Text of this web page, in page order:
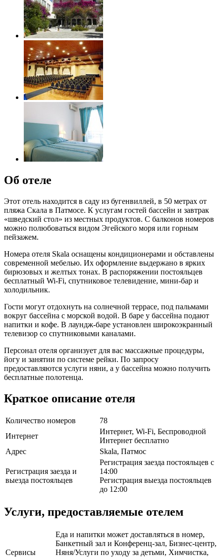
Об отеле
Этот отель находится в саду из бугенвиллей, в 50 метрах от
пляжа Скала в Патмосе. К услугам гостей бассейн и завтрак
«шведский стол» из местных продуктов. С балконов номеров
можно полюбоваться видом Эгейского моря или горным
пейзажем.
Номера отеля Skala оснащены кондиционерами и обставлены
современной мебелью. Их оформление выдержано в ярких
бирюзовых и желтых тонах. В распоряжении постояльцев
бесплатный Wi-Fi, спутниковое телевидение, мини-бар и
холодильник.
Гости могут отдохнуть на солнечной террасе, под пальмами
вокруг бассейна с морской водой. В баре у бассейна подают
напитки и кофе. В лаундж-баре установлен широкоэкранный
телевизор со спутниковыми каналами.
Персонал отеля организует для вас массажные процедуры,
йогу и занятии по системе рейки. По запросу
предоставляются услуги няни, а у бассейна можно получить
бесплатные полотенца.
Краткое описание отеля
Количество номеров
78
Интернет
Интернет, Wi-Fi, Беспроводной
Интернет бесплатно
Адрес
Skala, Патмос
Регистрация заезда и
выезда постояльцев
Регистрация заезда постояльцев с
14:00
Регистрация выезда постояльцев
до 12:00
Услуги, предоставляемые отелем
Сервисы
Еда и напитки может доставляться в номер,
Банкетный зал и Конференц-зал, Бизнес-центр,
Няня/Услуги по уходу за детьми, Химчистка,